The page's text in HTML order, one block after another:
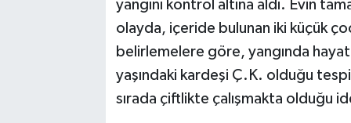
yangını kontrol altına aldı. Evin
olayda, içeride bulunan iki küçük
belirlemelere göre, yangında
yaşındaki kardeşi Ç.K. olduğu
sırada çiftlikte çalışmakta olduğu